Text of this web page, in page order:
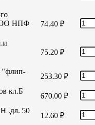
НПФ
74.40 ₽
75.20 ₽
"флип-
253.30 ₽
кл.Б
670.00 ₽
.дл. 50
12.60 ₽